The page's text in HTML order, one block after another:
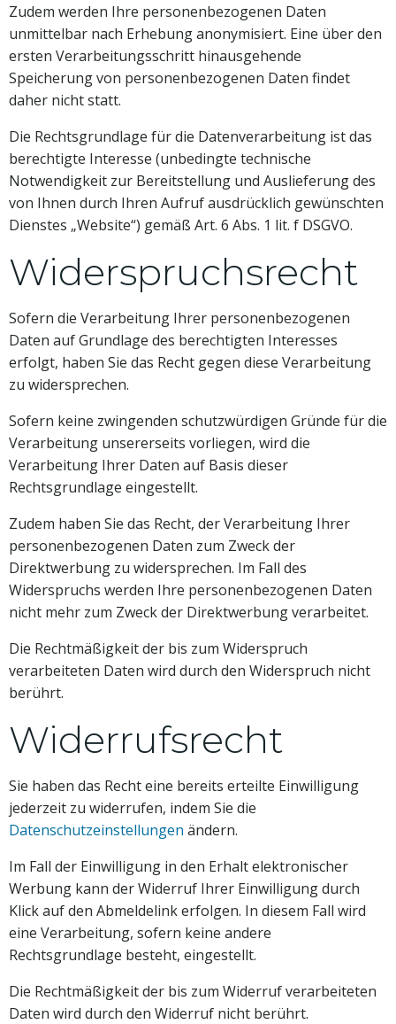
Zudem werden Ihre personenbezogenen Daten
unmittelbar nach Erhebung anonymisiert. Eine über den
ersten Verarbeitungsschritt hinausgehende
Speicherung von personenbezogenen Daten findet
daher nicht statt.
Die Rechtsgrundlage für die Datenverarbeitung ist das
berechtigte Interesse (unbedingte technische
Notwendigkeit zur Bereitstellung und Auslieferung des
von Ihnen durch Ihren Aufruf ausdrücklich gewünschten
Dienstes „Website“) gemäß Art. 6 Abs. 1 lit. f DSGVO.
Widerspruchsrecht
Sofern die Verarbeitung Ihrer personenbezogenen
Daten auf Grundlage des berechtigten Interesses
erfolgt, haben Sie das Recht gegen diese Verarbeitung
zu widersprechen.
Sofern keine zwingenden schutzwürdigen Gründe für die
Verarbeitung unsererseits vorliegen, wird die
Verarbeitung Ihrer Daten auf Basis dieser
Rechtsgrundlage eingestellt.
Zudem haben Sie das Recht, der Verarbeitung Ihrer
personenbezogenen Daten zum Zweck der
Direktwerbung zu widersprechen. Im Fall des
Widerspruchs werden Ihre personenbezogenen Daten
nicht mehr zum Zweck der Direktwerbung verarbeitet.
Die Rechtmäßigkeit der bis zum Widerspruch
verarbeiteten Daten wird durch den Widerspruch nicht
berührt.
Widerrufsrecht
Sie haben das Recht eine bereits erteilte Einwilligung
jederzeit zu widerrufen, indem Sie die
Datenschutzeinstellungen ändern.
Im Fall der Einwilligung in den Erhalt elektronischer
Werbung kann der Widerruf Ihrer Einwilligung durch
Klick auf den Abmeldelink erfolgen. In diesem Fall wird
eine Verarbeitung, sofern keine andere
Rechtsgrundlage besteht, eingestellt.
Die Rechtmäßigkeit der bis zum Widerruf verarbeiteten
Daten wird durch den Widerruf nicht berührt.